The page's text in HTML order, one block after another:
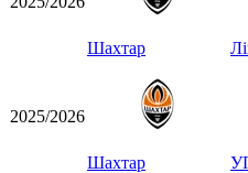
Шахтар
2025/2026
Шахтар